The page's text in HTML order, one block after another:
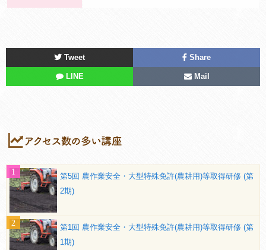
Tweet Share
LINE Mail
第5回 農作業安全・大型特殊免許(農耕用)等取得研修 (第
2期)
第1回 農作業安全・大型特殊免許(農耕用)等取得研修 (第
1期)